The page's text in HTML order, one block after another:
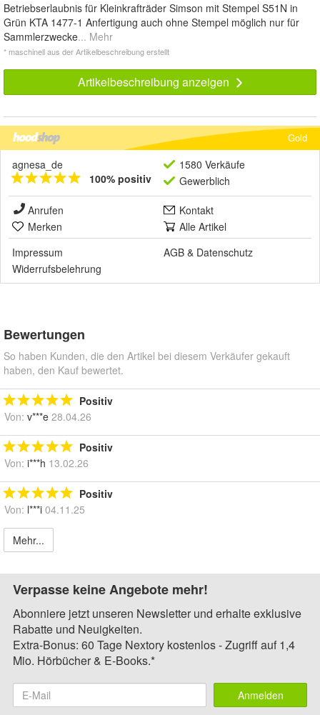
Betriebserlaubnis für Kleinkrafträder Simson mit Stempel S51N in
Grün KTA 1477-1 Anfertigung auch ohne Stempel möglich nur für
Sammlerzwecke... Mehr
* maschinell aus der Artikelbeschreibung erstellt
Artikelbeschreibung anzeigen
Gold
agnesa_de
100% positiv
1580 Verkäufe
Gewerblich
Anrufen
Kontakt
Merken
Alle Artikel
Impressum
AGB & Datenschutz
Widerrufsbelehrung
Bewertungen
So haben Kunden, die den Artikel bei diesem Verkäufer gekauft
haben, den Kauf bewertet.
Positiv
Von: v***e 28.04.26
Positiv
Von: i***h 13.02.26
Positiv
Von: l***i 04.11.25
Mehr...
Verpasse keine Angebote mehr!
Abonniere jetzt unseren Newsletter und erhalte exklusive
Rabatte und Neuigkeiten.
Extra-Bonus: 60 Tage Nextory kostenlos - Zugriff auf 1,4
Mio. Hörbücher & E-Books.*
Anmelden